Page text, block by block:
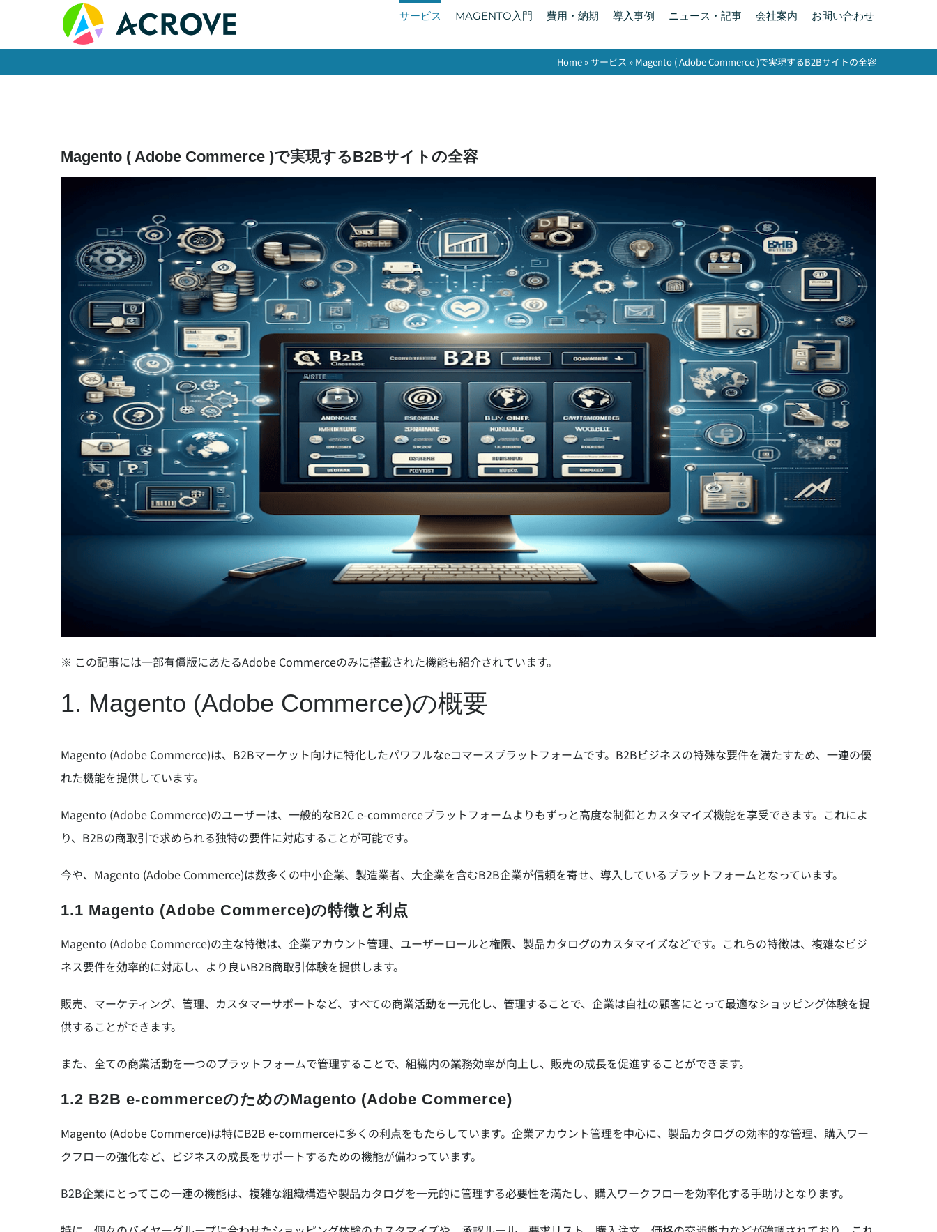
サービス MAGENTO入門 費用・納期 導入事例 ニュース・記事 会社案内 お問い合わせ
Home » サービス » Magento ( Adobe Commerce )で実現するB2Bサイトの全容
Magento ( Adobe Commerce )で実現するB2Bサイトの全容
※ この記事には一部有償版にあたるAdobe Commerceのみに搭載された機能も紹介されています。
1. Magento (Adobe Commerce)の概要
Magento (Adobe Commerce)は、B2Bマーケット向けに特化したパワフルなeコマースプラットフォームです。B2Bビジネスの特殊な要件を満たすため、一連の優
れた機能を提供しています。
Magento (Adobe Commerce)のユーザーは、一般的なB2C e-commerceプラットフォームよりもずっと高度な制御とカスタマイズ機能を享受できます。これによ
り、B2Bの商取引で求められる独特の要件に対応することが可能です。
今や、Magento (Adobe Commerce)は数多くの中小企業、製造業者、大企業を含むB2B企業が信頼を寄せ、導入しているプラットフォームとなっています。
1.1 Magento (Adobe Commerce)の特徴と利点
Magento (Adobe Commerce)の主な特徴は、企業アカウント管理、ユーザーロールと権限、製品カタログのカスタマイズなどです。これらの特徴は、複雑なビジ
ネス要件を効率的に対応し、より良いB2B商取引体験を提供します。
販売、マーケティング、管理、カスタマーサポートなど、すべての商業活動を一元化し、管理することで、企業は自社の顧客にとって最適なショッピング体験を提
供することができます。
また、全ての商業活動を一つのプラットフォームで管理することで、組織内の業務効率が向上し、販売の成長を促進することができます。
1.2 B2B e-commerceのためのMagento (Adobe Commerce)
Magento (Adobe Commerce)は特にB2B e-commerceに多くの利点をもたらしています。企業アカウント管理を中心に、製品カタログの効率的な管理、購入ワー
クフローの強化など、ビジネスの成長をサポートするための機能が備わっています。
B2B企業にとってこの一連の機能は、複雑な組織構造や製品カタログを一元的に管理する必要性を満たし、購入ワークフローを効率化する手助けとなります。